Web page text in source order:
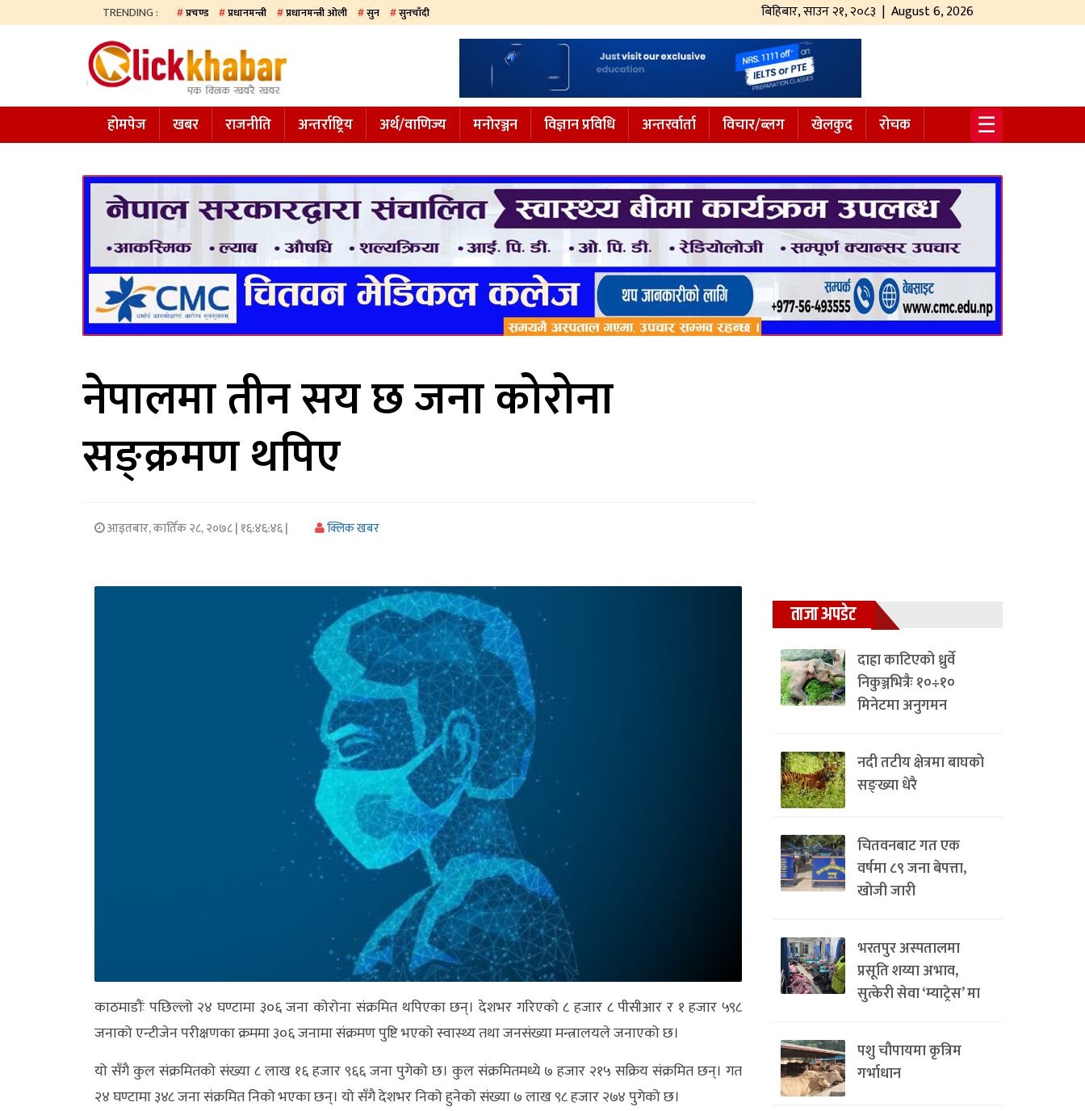
TRENDING : प्रचण्ड प्रधानमन्त्री प्रधानमन्त्री ओली सुन सुनचाँदी बिहिबार,साउन२१,२०८३ | August 6, 2026
खबर
समाज
☰
होमपेज खबर राजनीति अन्तर्राष्ट्रिय अर्थ/वाणिज्य मनाेरञ्जन विज्ञान प्रविधि अन्तरर्वार्ता विचार/ब्लग खेलकुद
रोचक
नेपालमा तीन सय छ जना कोरोना
सङ्क्रमण थपिए
आइतबार, कार्तिक २८, २०७८| १६:४६:४६ | क्लिक खबर
काठमाडौंः पछिल्लो २४ घण्टामा ३०६ जना कोरोना संक्रमित थपिएका छन्। देशभर गरिएको ८ हजार ८ पीसीआर र १ हजार ५९८
जनाको एन्टीजेन परीक्षणका क्रममा ३०६ जनामा संक्रमण पुष्टि भएको स्वास्थ्य तथा जनसंख्या मन्त्रालयले जनाएको छ।
यो सँगै कुल संक्रमितको संख्या ८ लाख १६ हजार ९६६ जना पुगेको छ। कुल संक्रमितमध्ये ७ हजार २१५ सक्रिय संक्रमित छन्। गत
२४ घण्टामा ३४८ जना संक्रमित निको भएका छन्। यो सँगै देशभर निको हुनेको संख्या ७ लाख ९८ हजार २७४ पुगेको छ।
ताजा अपडेट
दाह्रा काटिएको ध्रुर्वे
निकुञ्जभित्रैः १०÷१०
मिनेटमा अनुगमन
नदी तटीय क्षेत्रमा बाघको
सङ्ख्या धेरै
चितवनबाट गत एक
वर्षमा ८९ जना बेपत्ता,
खोजी जारी
भरतपुर अस्पतालमा
प्रसूति शय्या अभाव,
सुत्केरी सेवा ‘म्याट्रेस’ मा
पशु चौपायमा कृत्रिम
गर्भाधान